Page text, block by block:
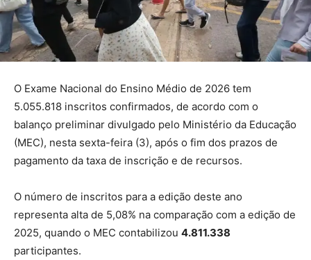
O Exame Nacional do Ensino Médio de 2026 tem
5.055.818 inscritos confirmados, de acordo com o
balanço preliminar divulgado pelo Ministério da Educação
(MEC), nesta sexta-feira (3), após o fim dos prazos de
pagamento da taxa de inscrição e de recursos.
O número de inscritos para a edição deste ano
representa alta de 5,08% na comparação com a edição de
2025, quando o MEC contabilizou 4.811.338
participantes.